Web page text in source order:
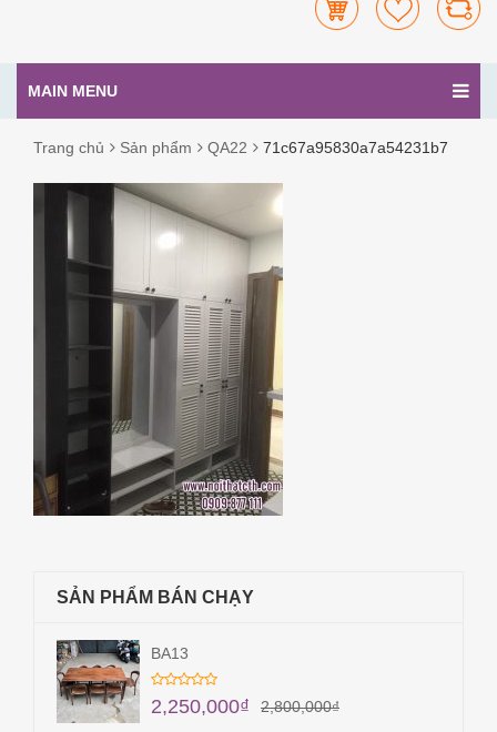
MAIN MENU
Trang chủ Sản phẩm QA22 71c67a95830a7a54231b7
71C67A95830A7A54231B7
SẢN PHẨM BÁN CHẠY
BA13
2,800,000₫
2,250,000₫